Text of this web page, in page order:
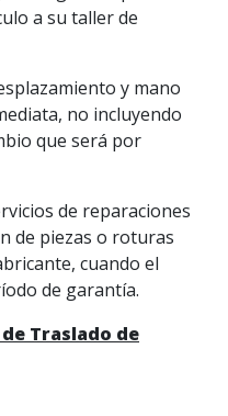
a su taller de
y mano
no incluyendo
que será por
de reparaciones
de piezas o roturas
cuando el
de garantía.
Traslado de